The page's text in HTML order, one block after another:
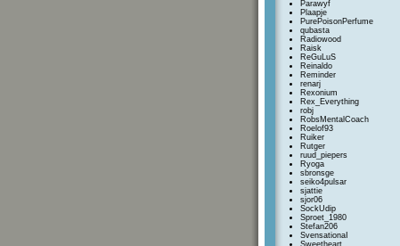
Parawyf
Plaapje
PurePoisonPerfume
qubasta
Radiowood
Raisk
ReGuLuS
Reinaldo
Reminder
renarj
Rexonium
Rex_Everything
robj
RobsMentalCoach
Roelof93
Ruiker
Rutger
ruud_piepers
Ryoga
sbronsge
seiko4pulsar
sjattie
sjor06
SockUdip
Sproet_1980
Stefan206
SvensationaI
Sweetheart